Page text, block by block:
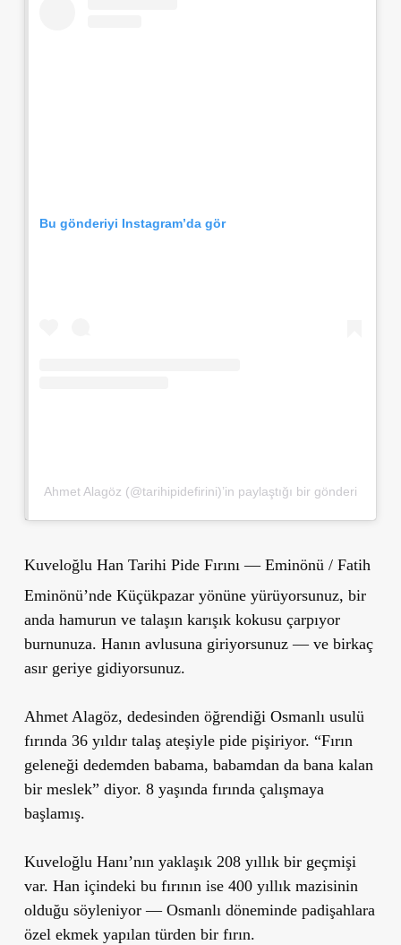
Bu gönderiyi Instagram’da gör
Ahmet Alagöz (@tarihipidefirini)’in paylaştığı bir gönderi
Kuveloğlu Han Tarihi Pide Fırını — Eminönü / Fatih
Eminönü’nde Küçükpazar yönüne yürüyorsunuz, bir
anda hamurun ve talaşın karışık kokusu çarpıyor
burnunuza. Hanın avlusuna giriyorsunuz — ve birkaç
asır geriye gidiyorsunuz.
Ahmet Alagöz, dedesinden öğrendiği Osmanlı usulü
fırında 36 yıldır talaş ateşiyle pide pişiriyor. “Fırın
geleneği dedemden babama, babamdan da bana kalan
bir meslek” diyor. 8 yaşında fırında çalışmaya
başlamış.
Kuveloğlu Hanı’nın yaklaşık 208 yıllık bir geçmişi
var. Han içindeki bu fırının ise 400 yıllık mazisinin
olduğu söyleniyor — Osmanlı döneminde padişahlara
özel ekmek yapılan türden bir fırın.